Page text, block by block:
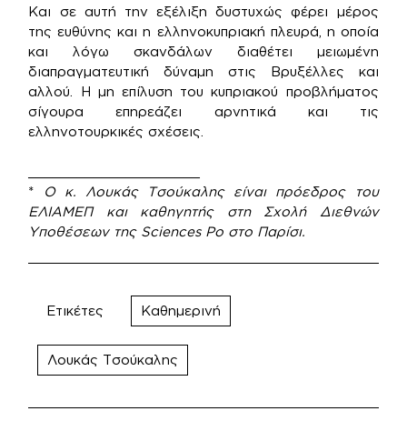
Και σε αυτή την εξέλιξη δυστυχώς φέρει μέρος
της ευθύνης και η ελληνοκυπριακή πλευρά, η οποία
και λόγω σκανδάλων διαθέτει μειωμένη
διαπραγματευτική δύναμη στις Βρυξέλλες και
αλλού. Η μη επίλυση του κυπριακού προβλήματος
σίγουρα επηρεάζει αρνητικά και τις
ελληνοτουρκικές σχέσεις.
*
O κ. Λουκάς Τσούκαλης είναι πρόεδρος του
ΕΛΙΑΜΕΠ και καθηγητής στη Σχολή Διεθνών
Υποθέσεων της Sciences Po στο Παρίσι.
Ετικέτες Καθημερινή
Λουκάς Τσούκαλης